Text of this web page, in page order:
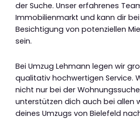
der Suche. Unser erfahrenes
Immobilienmarkt und kann dir
Besichtigung von potenziellen
sein.
Bei Umzug Lehmann legen wir
qualitativ hochwertigen Service.
nicht nur bei der
unterstützen dich auch bei allen
deines Umzugs von Bielefeld